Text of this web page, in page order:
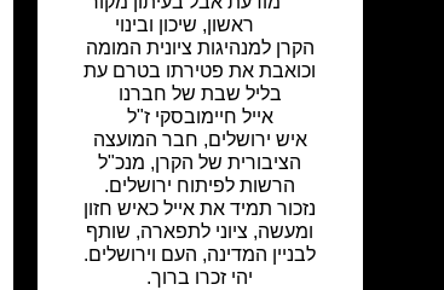
ראשון, שיכון ובינוי
הקרן למנהיגות ציונית המומה
וכואבת את פטירתו בטרם עת
בליל שבת של חברנו
אייל חיימובסקי ז"ל
איש ירושלים, חבר המועצה
הציבורית של הקרן, מנכ"ל
הרשות לפיתוח ירושלים.
נזכור תמיד את אייל כאיש חזון
ומעשה, ציוני לתפארה, שותף
לבניין המדינה, העם וירושלים.
יהי זכרו ברוך.